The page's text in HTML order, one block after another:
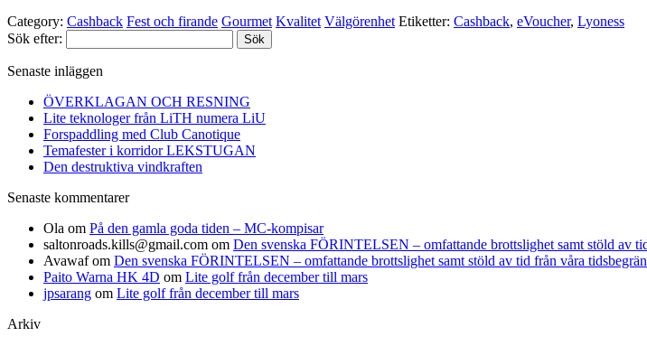
Category: Cashback Fest och firande Gourmet Kvalitet Välgörenhet Etiketter: Cashback, eVoucher, Lyoness
Sök efter:
Senaste inläggen
ÖVERKLAGAN OCH RESNING
Lite teknologer från LiTH numera LiU
Forspaddling med Club Canotique
Temafester i korridor LEKSTUGAN
Den destruktiva vindkraften
Senaste kommentarer
Ola om På den gamla goda tiden – MC-kompisar
saltonroads.kills@gmail.com om Den svenska FÖRINTELSEN – omfattande brottslighet samt stöld av
Avawafom Den svenska FÖRINTELSEN – omfattande brottslighet samt stöld av tid från våra
Paito Warna HK 4D om Lite golf från december till mars
jpsarang om Lite golf från december till mars
Arkiv